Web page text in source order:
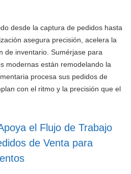
desde la captura de pedidos hasta
asegura precisión, acelera la
de inventario. Sumérjase para
modernas están remodelando la
procesa sus pedidos de
con el ritmo y la precisión que el
el Flujo de Trabajo
de Venta para